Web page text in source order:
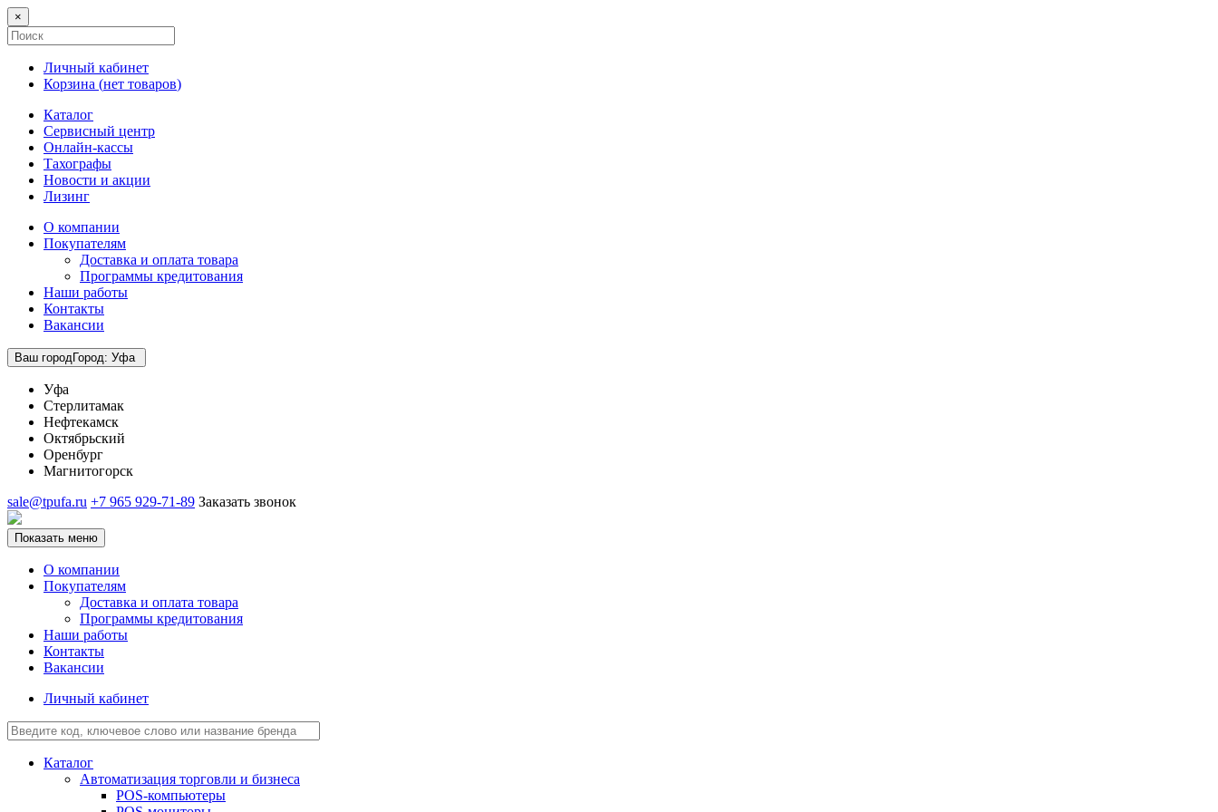
×
Личный кабинет
Корзина (нет товаров)
Каталог
Сервисный центр
Онлайн-кассы
Тахографы
Новости и акции
Лизинг
О компании
Покупателям
Доставка и оплата товара
Программы кредитования
Наши работы
Контакты
Вакансии
Ваш городГород: Уфа
Уфа
Стерлитамак
Нефтекамск
Октябрьский
Оренбург
Магнитогорск
sale@tpufa.ru +7 965 929-71-89 Заказать звонок
Показать меню
О компании
Покупателям
Доставка и оплата товара
Программы кредитования
Наши работы
Контакты
Вакансии
Личный кабинет
Каталог
Автоматизация торговли и бизнеса
POS-компьютеры